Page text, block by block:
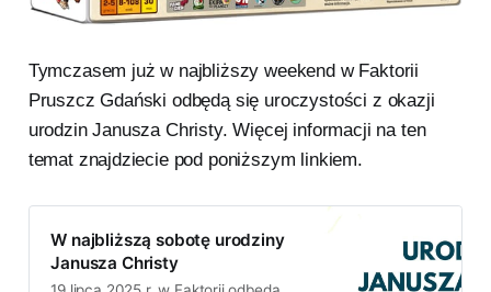
Tymczasem już w najbliższy weekend w Faktorii
Pruszcz Gdański odbędą się uroczystości z okazji
urodzin Janusza Christy. Więcej informacji na ten
temat znajdziecie pod poniższym linkiem.
W najbliższą sobotę urodziny
Janusza Christy